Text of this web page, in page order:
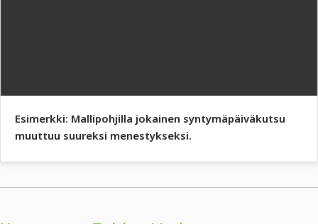
Esimerkki: Mallipohjilla jokainen syntymäpäiväkutsu
muuttuu suureksi menestykseksi.